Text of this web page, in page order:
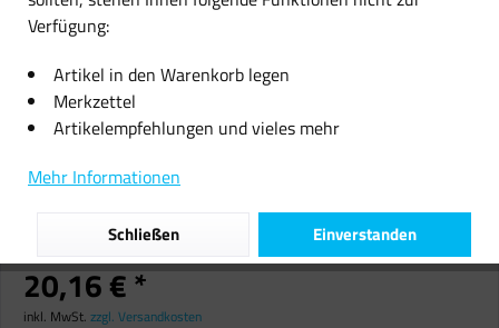
Radhelm Fahrradhelm Helm für
Kinder Schutzhelm - Größe S 48-
54 cm - FC Bayern München
Fahrradhelm Ju
20,16 € *
inkl. MwSt. zzgl. Versandkosten
Verfügung:
Artikel in den Warenkorb legen
Merkzettel
Artikelempfehlungen und vieles mehr
Mehr Informationen
Einverstanden
Schließen